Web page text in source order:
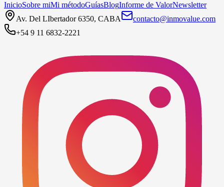
InicioSobre miMi métodoGuíasBlogInforme de ValorNewsletter
Av. Del LIbertador 6350, CABA
contacto@inmovalue.com
+54 9 11 6832-2221